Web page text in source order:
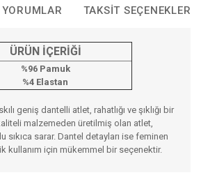
YORUMLAR TAKSIT SEÇENEKLERI
ÜRÜN İÇERİĞİ
%96 Pamuk
%4 Elastan
geniş dantelli atlet, rahatlığı ve şıklığı bir
malzemeden üretilmiş olan atlet,
sıkıca sarar. Dantel detayları ise feminen
kullanım için mükemmel bir seçenektir.